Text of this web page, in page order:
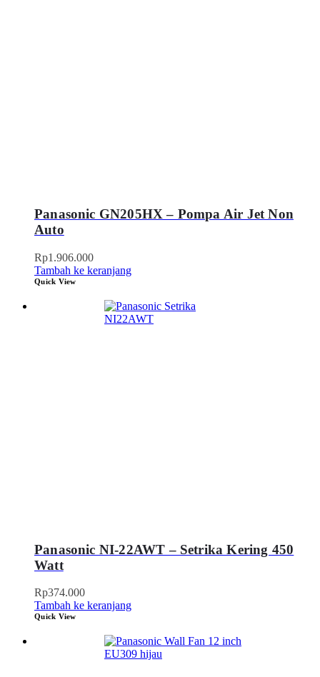
Panasonic GN205HX – Pompa Air Jet Non
Auto
Rp1.906.000
Tambah ke keranjang
Quick View
Panasonic NI-22AWT – Setrika Kering 450
Watt
Rp374.000
Tambah ke keranjang
Quick View